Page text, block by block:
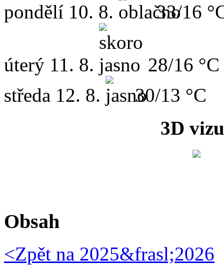
pondělí 10. 8. 33/16
úterý 11. 8.
28/16 °C
středa 12. 8.
30/13 °C
3D
Obsah
<Zpět na 2025&frasl;2026